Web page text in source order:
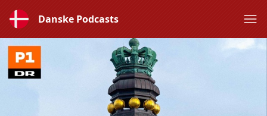
Danske Podcasts